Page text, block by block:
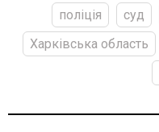
поліція суд
Харківська область